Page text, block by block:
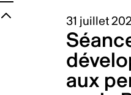
31 juillet
aux